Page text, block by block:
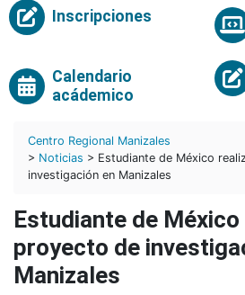
Inscripciones
Calendario
acádemico
Centro Regional Manizales
> Noticias > Estudiante de México
investigación en Manizales
Estudiante de
proyecto de
Manizales